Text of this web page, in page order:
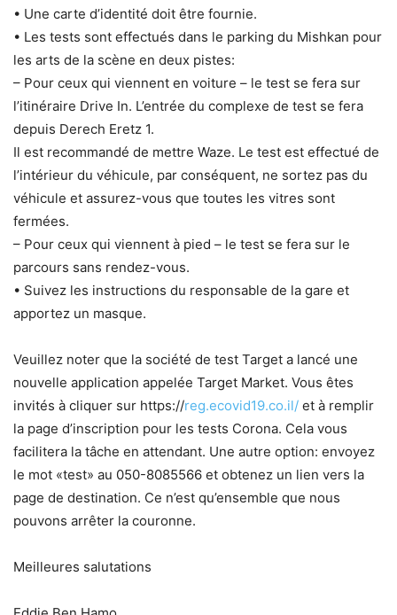
• Une carte d’identité doit être fournie.
• Les tests sont effectués dans le parking du Mishkan pour
les arts de la scène en deux pistes:
– Pour ceux qui viennent en voiture – le test se fera sur
l’itinéraire Drive In. L’entrée du complexe de test se fera
depuis Derech Eretz 1.
Il est recommandé de mettre Waze. Le test est effectué de
l’intérieur du véhicule, par conséquent, ne sortez pas du
véhicule et assurez-vous que toutes les vitres sont
fermées.
– Pour ceux qui viennent à pied – le test se fera sur le
parcours sans rendez-vous.
• Suivez les instructions du responsable de la gare et
apportez un masque.
Veuillez noter que la société de test Target a lancé une
nouvelle application appelée Target Market. Vous êtes
invités à cliquer sur https://reg.ecovid19.co.il/ et à remplir
la page d’inscription pour les tests Corona. Cela vous
facilitera la tâche en attendant. Une autre option: envoyez
le mot «test» au 050-8085566 et obtenez un lien vers la
page de destination. Ce n’est qu’ensemble que nous
pouvons arrêter la couronne.
Meilleures salutations